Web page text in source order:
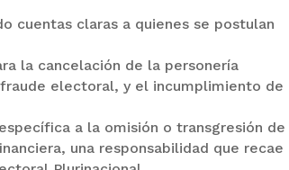
cuentas claras a quienes se postulan
la cancelación de la personería
electoral, y el incumplimiento de
a la omisión o transgresión de
una responsabilidad que recae